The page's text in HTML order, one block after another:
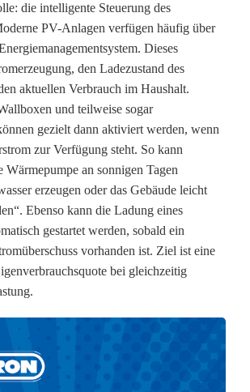
die intelligente Steuerung des
PV-Anlagen verfügen häufig über
Dieses
den Ladezustand des
aktuellen Verbrauch im Haushalt.
und teilweise sogar
gezielt dann aktiviert werden, wenn
zur Verfügung steht. So kann
Wärmepumpe an sonnigen Tagen
erzeugen oder das Gebäude leicht
Ebenso kann die Ladung eines
gestartet werden, sobald ein
vorhanden ist. Ziel ist eine
bei gleichzeitig